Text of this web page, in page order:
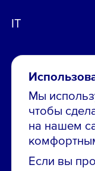
Мы
чтобы
на нашем
Если вы
Остались
Звони в
8 800 700-19-43
IT